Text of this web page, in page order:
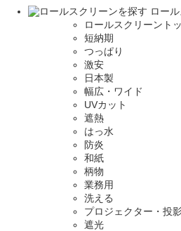
ロー
ロールスクリーント
短納期
つっぱり
激安
日本製
幅広・ワイド
UVカット
遮熱
はっ水
防炎
和紙
柄物
業務用
洗える
プロジェクター・投
遮光